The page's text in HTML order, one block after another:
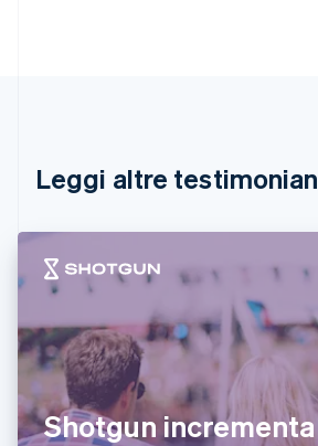
Leggi altre
Shotgun
English Français
Cina continentale
Cipro
Croazia
Danimarca
English
Emirati Arabi Uniti
English
Estonia
English